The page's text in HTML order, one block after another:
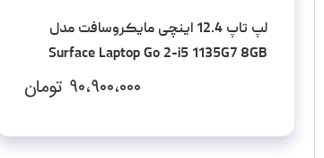
لپ تاپ 12.4 اینچی مایکروسافت مدل
Surface Laptop Go 2-i5 1135G7 8GB
۹۰،۹۰۰،۰۰۰ تومان